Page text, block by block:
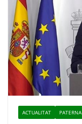
ACTUALITAT PATERNA